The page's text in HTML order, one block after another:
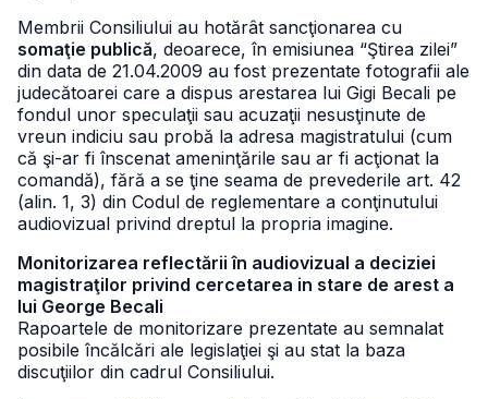
Membrii Consiliului au hotărât sancţionarea cu
somaţie publică, deoarece, în emisiunea “Ştirea zilei”
din data de 21.04.2009 au fost prezentate fotografii ale
judecătoarei care a dispus arestarea lui Gigi Becali pe
fondul unor speculaţii sau acuzaţii nesusţinute de
vreun indiciu sau probă la adresa magistratului (cum
că şi-ar fi înscenat ameninţările sau ar fi acţionat la
comandă), fără a se ţine seama de prevederile art. 42
(alin. 1, 3) din Codul de reglementare a conţinutului
audiovizual privind dreptul la propria imagine.
Monitorizarea reflectării în audiovizual a deciziei
magistraţilor privind cercetarea in stare de arest a
lui George Becali
Rapoartele de monitorizare prezentate au semnalat
posibile încălcări ale legislaţiei şi au stat la baza
discuţiilor din cadrul Consiliului.